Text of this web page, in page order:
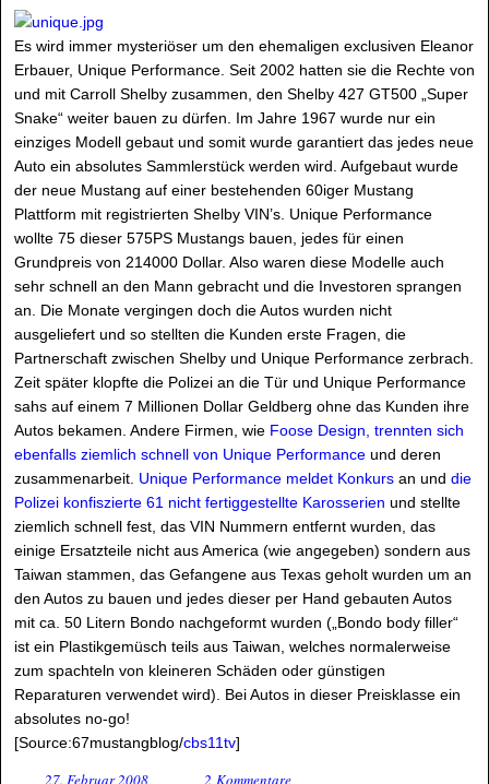
Es wird immer mysteriöser um den ehemaligen exclusiven Eleanor
Erbauer, Unique Performance. Seit 2002 hatten sie die Rechte von
und mit Carroll Shelby zusammen, den Shelby 427 GT500 „Super
Snake“ weiter bauen zu dürfen. Im Jahre 1967 wurde nur ein
einziges Modell gebaut und somit wurde garantiert das jedes neue
Auto ein absolutes Sammlerstück werden wird. Aufgebaut wurde
der neue Mustang auf einer bestehenden 60iger Mustang
Plattform mit registrierten Shelby VIN’s. Unique Performance
wollte 75 dieser 575PS Mustangs bauen, jedes für einen
Grundpreis von 214000 Dollar. Also waren diese Modelle auch
sehr schnell an den Mann gebracht und die Investoren sprangen
an. Die Monate vergingen doch die Autos wurden nicht
ausgeliefert und so stellten die Kunden erste Fragen, die
Partnerschaft zwischen Shelby und Unique Performance zerbrach.
Zeit später klopfte die Polizei an die Tür und Unique Performance
sahs auf einem 7 Millionen Dollar Geldberg ohne das Kunden ihre
Autos bekamen. Andere Firmen, wie Foose Design, trennten sich
ebenfalls ziemlich schnell von Unique Performance und deren
zusammenarbeit. Unique Performance meldet Konkurs an und die
Polizei konfiszierte 61 nicht fertiggestellte Karosserien und stellte
ziemlich schnell fest, das VIN Nummern entfernt wurden, das
einige Ersatzteile nicht aus America (wie angegeben) sondern aus
Taiwan stammen, das Gefangene aus Texas geholt wurden um an
den Autos zu bauen und jedes dieser per Hand gebauten Autos
mit ca. 50 Litern Bondo nachgeformt wurden („Bondo body filler“
ist ein Plastikgemüsch teils aus Taiwan, welches normalerweise
zum spachteln von kleineren Schäden oder günstigen
Reparaturen verwendet wird). Bei Autos in dieser Preisklasse ein
absolutes no-go!
[Source:67mustangblog/cbs11tv]
27. Februar 2008 2 Kommentare